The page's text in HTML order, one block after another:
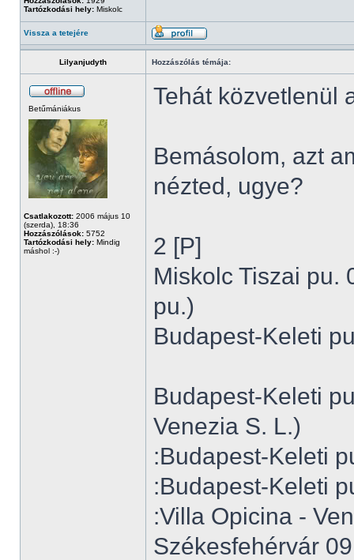
Tartózkodási hely: Miskolc
Vissza a tetejére
Lilyanjudyth Hozzászólás témája:
Betűmániákus
Csatlakozott: 2006 május 10
(szerda), 18:36
Hozzászólások: 5752
Tartózkodási hely: Mindig
máshol :-)
Tehát közvetlenül
Bemásolom, azt
nézted, ugye?
2 [P]
Miskolc Tiszai pu.
pu.)
Budapest-Keleti
Budapest-Keleti
Venezia S. L.)
:Budapest-Keleti
:Budapest-Keleti
:Villa Opicina -
Székesfehérvár